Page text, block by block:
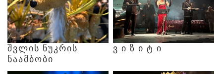
ᲨᲕᲚᲘᲡ ᲜᲣᲙᲠᲘᲡ
ᲜᲐᲐᲛᲑᲝᲑᲘ
Ვ Ი Ზ Ი Ტ Ი